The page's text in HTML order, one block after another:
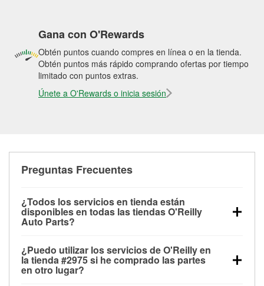
Gana con O'Rewards
Obtén puntos cuando compres en línea o en la tienda.
Obtén puntos más rápido comprando ofertas por tiempo
limitado con puntos extras.
Únete a O'Rewards o inicia sesión
Preguntas Frecuentes
¿Todos los servicios en tienda están
disponibles en todas las tiendas O'Reilly
Auto Parts?
las pruebas de batería, pruebas de alternador y
motor de arranque, revisión de la luz “Check Engine”
con O'Reilly VeriScan® e instalación de
¿Puedo utilizar los servicios de O'Reilly en
la tienda #2975 si he comprado las partes
en otro lugar?